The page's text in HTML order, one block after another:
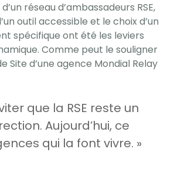
réseau d’ambassadeurs RSE,
outil accessible et le choix d’un
spécifique ont été les leviers
Comme peut le souligner
Site d’une agence Mondial Relay
que la RSE reste un
Aujourd’hui, ce
qui la font vivre. »